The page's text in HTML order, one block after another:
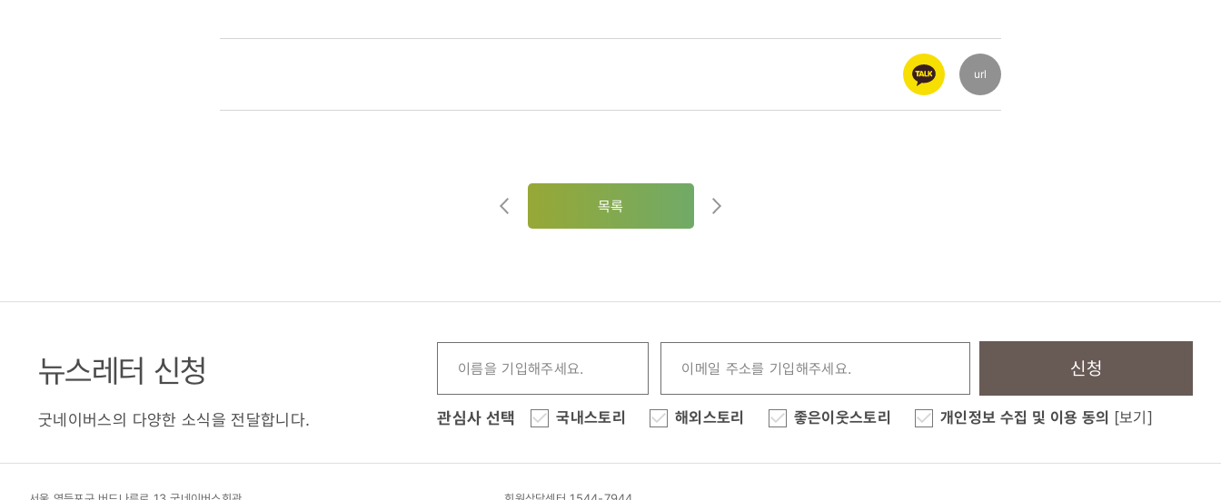
url
목록
뉴스레터 신청
굿네이버스의 다양한 소식을 전달합니다.
신청
관심사 선택 국내스토리 해외스토리 좋은이웃스토리 개인정보 수집 및 이용 동의 [보기]